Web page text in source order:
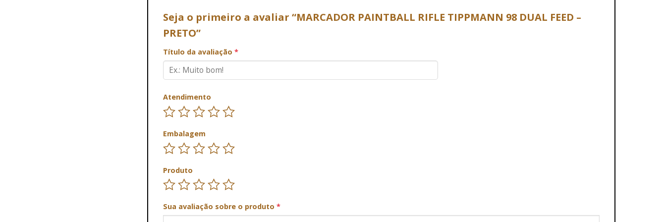
Seja o primeiro a avaliar “MARCADOR PAINTBALL RIFLE TIPPMANN 98 DUAL FEED –
PRETO”
Título da avaliação *
Atendimento
Embalagem
Produto
Sua avaliação sobre o produto *